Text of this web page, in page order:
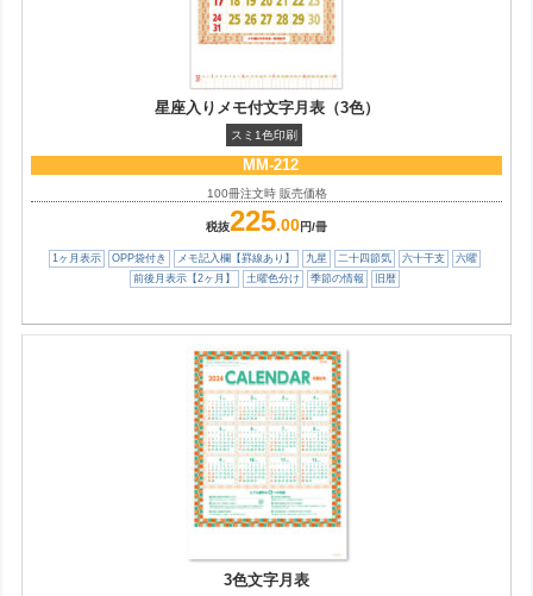
星座入りメモ付文字月表（3色）
スミ1色印刷
MM-212
100冊注文時 販売価格
税抜225.00円/冊
1ヶ月表示 OPP袋付き メモ記入欄【罫線あり】 九星 二十四節気 六十干支
六曜
前後月表示【2ヶ月】
土曜色分け 季節の情報 旧暦
3色文字月表